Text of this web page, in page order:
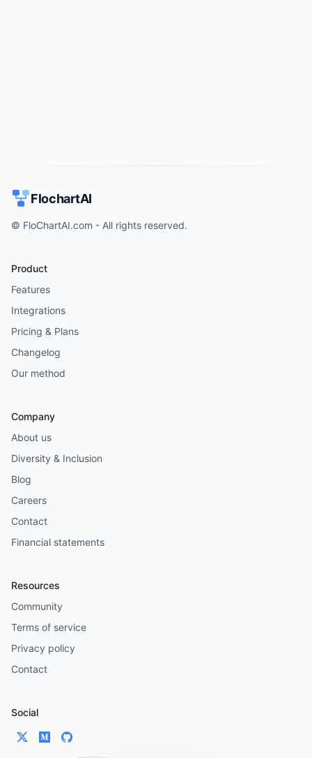
FlochartAI
© FloChartAI.com - All rights reserved.
Product
Features
Integrations
Pricing & Plans
Changelog
Our method
Company
About us
Diversity & Inclusion
Blog
Careers
Contact
Financial statements
Resources
Community
Terms of service
Privacy policy
Contact
Social